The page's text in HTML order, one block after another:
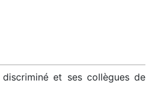
et ses collègues de